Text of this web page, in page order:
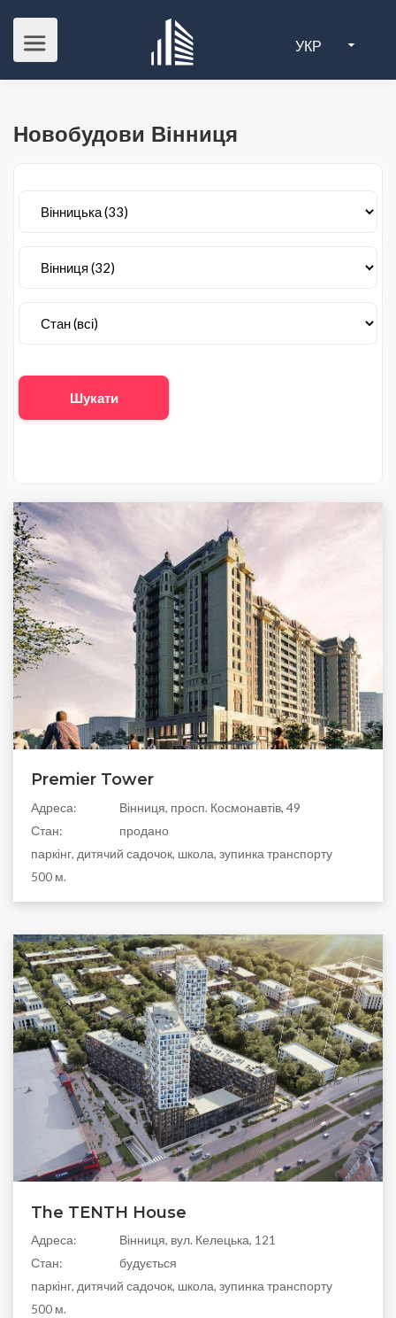
УКР
Новобудови Вінниця
Шукати
Premier Tower
Адреса:
Вінниця, просп. Космонавтів, 49
Стан:
продано
паркінг, дитячий садочок, школа, зупинка транспорту
500 м.
The TENTH House
Адреса:
Вінниця, вул. Келецька, 121
Стан:
будується
паркінг, дитячий садочок, школа, зупинка транспорту
500 м.